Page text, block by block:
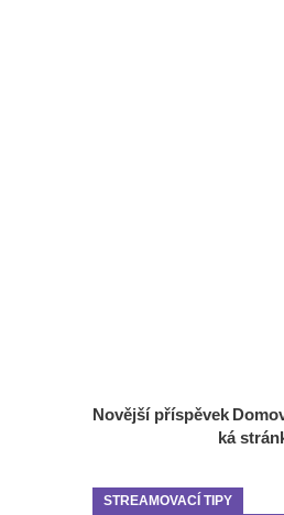
Novější příspěvek
ká
STREAMOVACÍ TIPY